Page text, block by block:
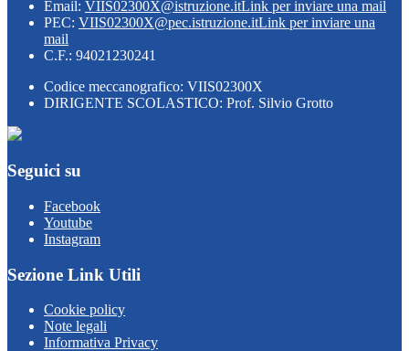
Email: VIIS02300X@istruzione.itLink per inviare una mail
PEC: VIIS02300X@pec.istruzione.itLink per inviare una
mail
C.F.: 94021230241
Codice meccanografico: VIIS02300X
DIRIGENTE SCOLASTICO: Prof. Silvio Grotto
Seguici su
Facebook
Youtube
Instagram
Sezione Link Utili
Cookie policy
Note legali
Informativa Privacy